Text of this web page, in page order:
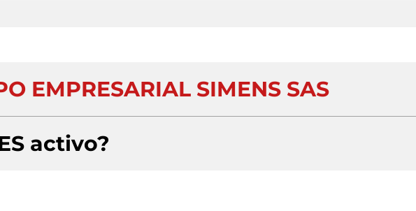
EMPRESARIAL SIMENS SAS
activo?